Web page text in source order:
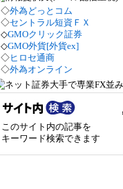
◇外為どっとコム
◇セントラル短資ＦＸ
◇GMOクリック証券
◇GMO外貨[外貨ex]
◇ヒロセ通商
◇外為オンライン
このサイト内の記事を
キーワード検索できます